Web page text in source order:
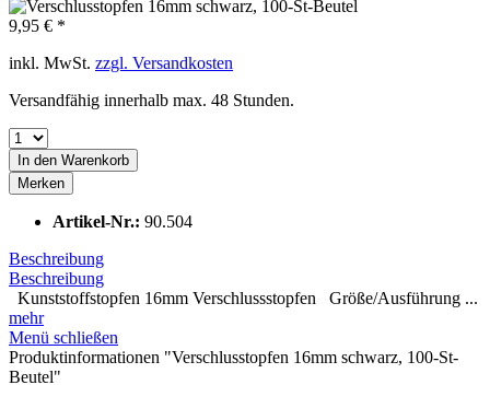
9,95 € *
inkl. MwSt. zzgl. Versandkosten
Versandfähig innerhalb max. 48 Stunden.
In den Warenkorb
Merken
Artikel-Nr.: 90.504
Beschreibung
Beschreibung
Kunststoffstopfen 16mm Verschlussstopfen Größe/Ausführung ...
mehr
Menü schließen
Produktinformationen "Verschlusstopfen 16mm schwarz, 100-St-
Beutel"